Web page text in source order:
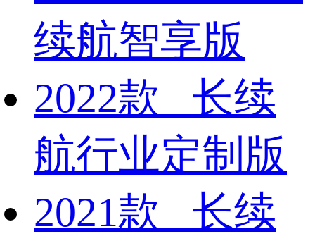
续航智享版
2022款 长续
航行业定制版
2021款 长续